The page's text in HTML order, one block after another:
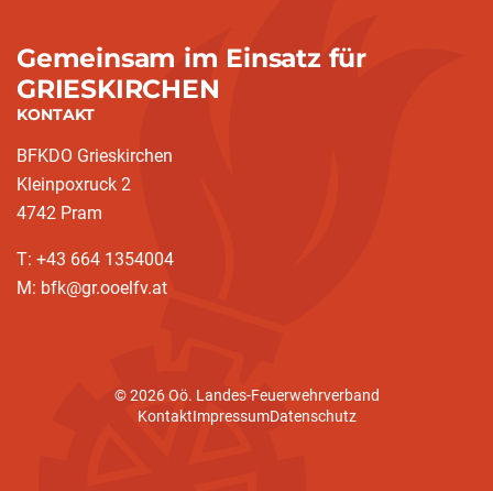
Gemeinsam im Einsatz für
GRIESKIRCHEN
KONTAKT
BFKDO Grieskirchen
Kleinpoxruck 2
4742 Pram
T: +43 664 1354004
M: bfk@gr.ooelfv.at
© 2026 Oö. Landes-Feuerwehrverband
KontaktImpressumDatenschutz